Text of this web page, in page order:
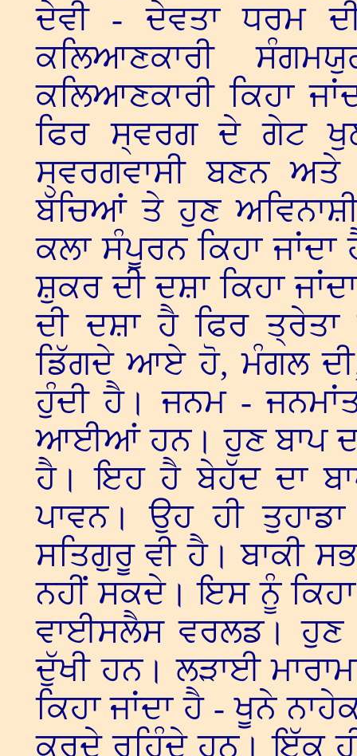
ਦੇਵੀ - ਦੇਵਤਾ ਧਰਮ
ਕਲਿਆਣਕਾਰੀ
ਕਲਿਆਣਕਾਰੀ ਕਿਹਾ
ਫਿਰ ਸ੍ਵਰਗ ਦੇ ਗੇਟ
ਸ੍ਵਰਗਵਾਸੀ ਬਣਨ ਅਤੇ
ਬੱਚਿਆਂ ਤੇ ਹੁਣ
ਕਲਾ ਸੰਪੂਰਨ ਕਿਹਾ
ਸ਼ੁਕਰ ਦੀ ਦਸ਼ਾ ਕਿਹਾ
ਦੀ ਦਸ਼ਾ ਹੈ ਫਿਰ
ਡਿੱਗਦੇ ਆਏ ਹੋ, ਮੰਗਲ ਦੀ,
ਹੁੰਦੀ ਹੈ। ਜਨਮ -
ਆਈਆਂ ਹਨ। ਹੁਣ ਬਾਪ
ਹੈ। ਇਹ ਹੈ ਬੇਹੱਦ ਦਾ
ਪਾਵਨ। ਉਹ ਹੀ
ਸਤਿਗੁਰੂ ਵੀ ਹੈ। ਬਾਕੀ
ਨਹੀਂ ਸਕਦੇ। ਇਸ ਨੂੰ
ਵਾਈਸਲੈਸ ਵਰਲਡ। ਹੁਣ
ਦੁੱਖੀ ਹਨ। ਲੜਾਈ
ਕਿਹਾ ਜਾਂਦਾ ਹੈ - ਖੂਨੇ
ਕਰਦੇ ਰਹਿੰਦੇ ਹਨ। ਇੱਕ